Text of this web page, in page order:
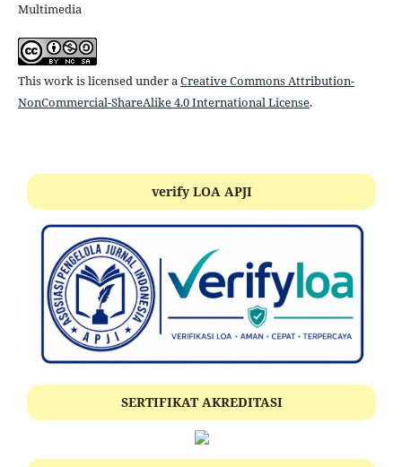
Multimedia
This work is licensed under aCreative Commons Attribution-
NonCommercial-ShareAlike 4.0 International License.
verify LOA APJI
SERTIFIKAT AKREDITASI